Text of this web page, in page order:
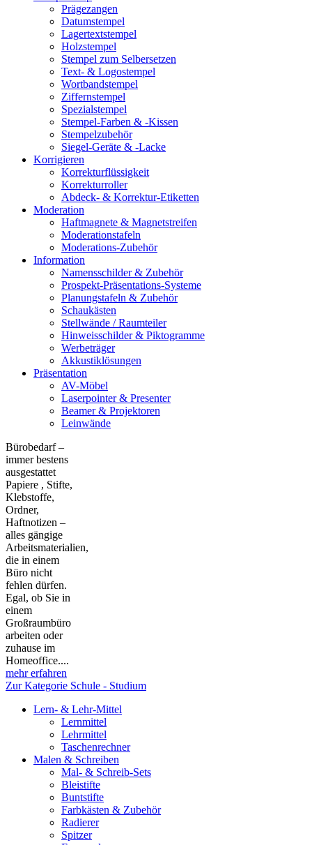
Prägezangen
Datumstempel
Lagertextstempel
Holzstempel
Stempel zum Selbersetzen
Text- & Logostempel
Wortbandstempel
Ziffernstempel
Spezialstempel
Stempel-Farben & -Kissen
Stempelzubehör
Siegel-Geräte & -Lacke
Korrigieren
Korrekturflüssigkeit
Korrekturroller
Abdeck- & Korrektur-Etiketten
Moderation
Haftmagnete & Magnetstreifen
Moderationstafeln
Moderations-Zubehör
Information
Namensschilder & Zubehör
Prospekt-Präsentations-Systeme
Planungstafeln & Zubehör
Schaukästen
Stellwände / Raumteiler
Hinweisschilder & Piktogramme
Werbeträger
Akkustiklösungen
Präsentation
AV-Möbel
Laserpointer & Presenter
Beamer & Projektoren
Leinwände
Bürobedarf –
immer bestens
ausgestattet
Papiere , Stifte,
Klebstoffe,
Ordner,
Haftnotizen –
alles gängige
Arbeitsmaterialien,
die in einem
Büro nicht
fehlen dürfen.
Egal, ob Sie in
einem
Großraumbüro
arbeiten oder
zuhause im
Homeoffice....
mehr erfahren
Zur Kategorie Schule - Studium
Lern- & Lehr-Mittel
Lernmittel
Lehrmittel
Taschenrechner
Malen & Schreiben
Mal- & Schreib-Sets
Bleistifte
Buntstifte
Farbkästen & Zubehör
Radierer
Spitzer